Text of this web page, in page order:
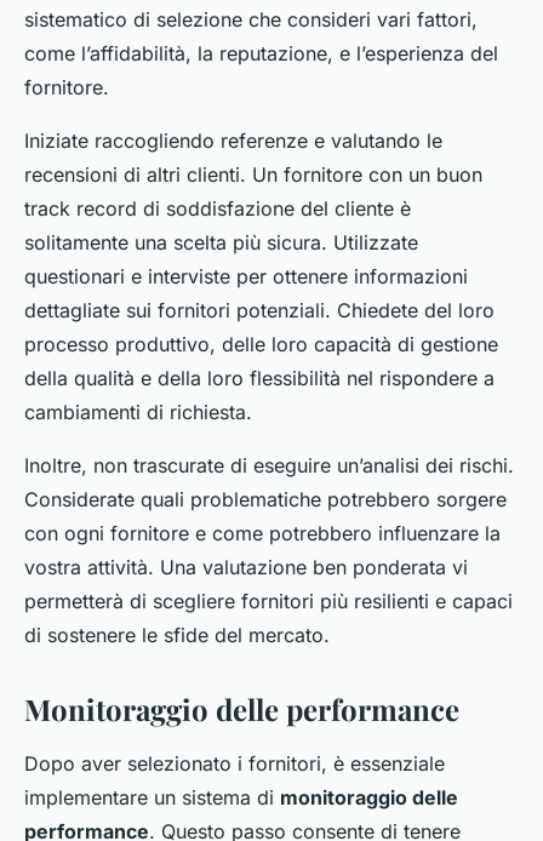
sistematico di selezione che consideri vari fattori,
come l’affidabilità, la reputazione, e l’esperienza del
fornitore.
Iniziate raccogliendo referenze e valutando le
recensioni di altri clienti. Un fornitore con un buon
track record di soddisfazione del cliente è
solitamente una scelta più sicura. Utilizzate
questionari e interviste per ottenere informazioni
dettagliate sui fornitori potenziali. Chiedete del loro
processo produttivo, delle loro capacità di gestione
della qualità e della loro flessibilità nel rispondere a
cambiamenti di richiesta.
Inoltre, non trascurate di eseguire un’analisi dei rischi.
Considerate quali problematiche potrebbero sorgere
con ogni fornitore e come potrebbero influenzare la
vostra attività. Una valutazione ben ponderata vi
permetterà di scegliere fornitori più resilienti e capaci
di sostenere le sfide del mercato.
Monitoraggio delle performance
Dopo aver selezionato i fornitori, è essenziale
implementare un sistema di monitoraggio delle
performance. Questo passo consente di tenere